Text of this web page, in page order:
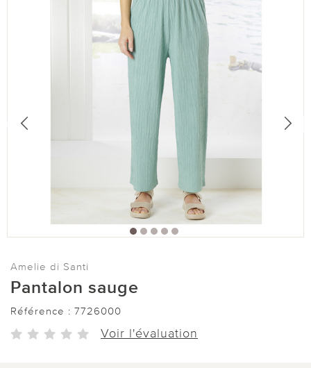
Amelie di Santi
Pantalon sauge
Référence : 7726000
Voir l'évaluation